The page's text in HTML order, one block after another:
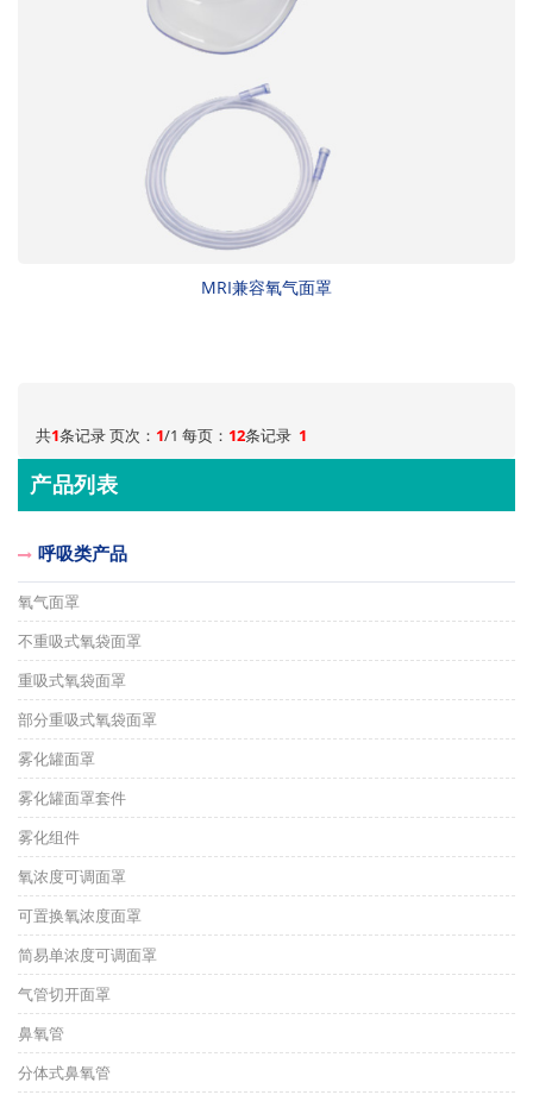
MRI兼容氧气面罩
共1条记录 页次： 1/1 每页： 12条记录 1
产品列表
呼吸类产品
氧气面罩
不重吸式氧袋面罩
重吸式氧袋面罩
部分重吸式氧袋面罩
雾化罐面罩
雾化罐面罩套件
雾化组件
氧浓度可调面罩
可置换氧浓度面罩
简易单浓度可调面罩
气管切开面罩
鼻氧管
分体式鼻氧管